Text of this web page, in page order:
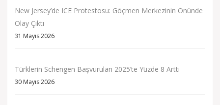
New Jersey’de ICE Protestosu: Göçmen Merkezinin Önünde
Olay Çıktı
31 Mayıs 2026
Türklerin Schengen Başvuruları 2025’te Yüzde 8 Arttı
30 Mayıs 2026